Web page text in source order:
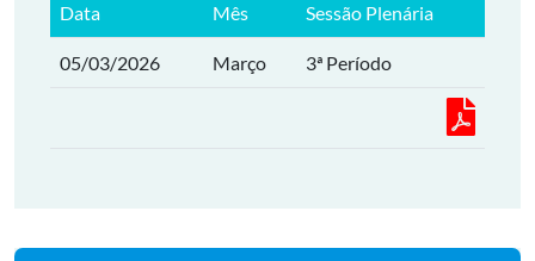
Data Mês Sessão Plenária
05/03/2026 Março 3ª Período